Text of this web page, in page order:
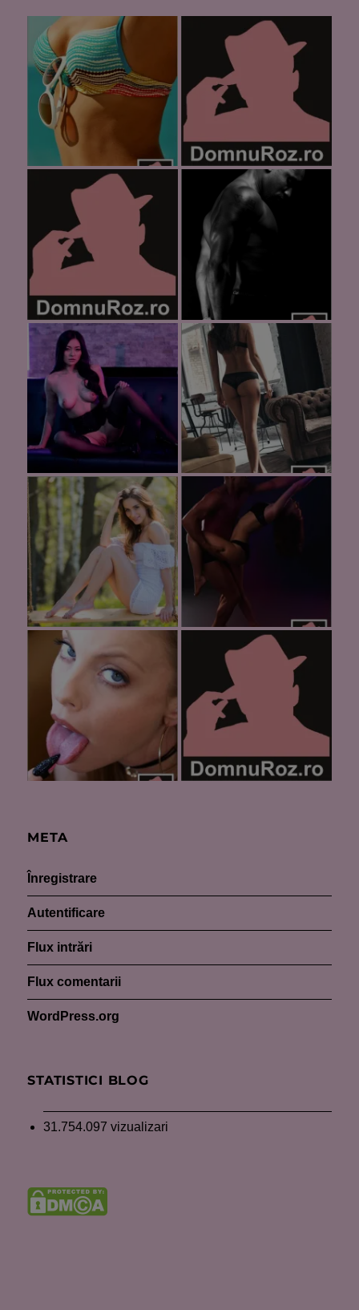
META
Înregistrare
Autentificare
Flux intrări
Flux comentarii
WordPress.org
STATISTICI BLOG
31.754.097 vizualizari